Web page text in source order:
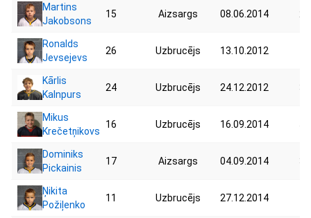
Martins
Jakobsons
15 Aizsargs 08.06.2014
Ronalds
Jevsejevs
26 Uzbrucējs 13.10.2012
Kārlis
Kalnpurs
24 Uzbrucējs 24.12.2012
Mikus
Krečetņikovs
16 Uzbrucējs 16.09.2014
Dominiks
Pickainis
17 Aizsargs 04.09.2014
Ņikita
Požiļenko
11 Uzbrucējs 27.12.2014